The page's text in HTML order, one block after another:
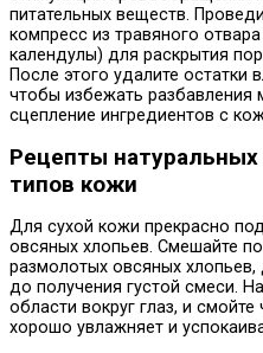
питательных веществ.
компресс из травяного
календулы) для раскрытия
После этого удалите остатки
чтобы избежать разбавления
сцепление ингредиентов с
Рецепты
типов кожи
Для сухой кожи прекрасно
овсяных хлопьев. Смешайте
размолотых овсяных
до получения густой смеси.
области вокруг глаз, и
хорошо увлажняет и